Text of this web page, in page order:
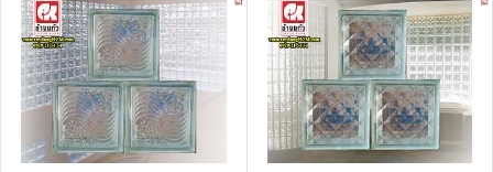
Gạch kính lấy sáng Changkaew
gạch
kính Thái Lan
Kích thước
Đóng gói
Gạch kính lấy sángChangkaew
gạch
kính Thái Lan
Kích thước
Đóng gói